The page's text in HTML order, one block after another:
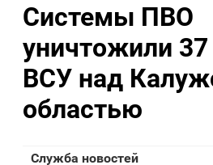
Системы ПВО
уничтожили
ВСУ над
областью
Служба новостей